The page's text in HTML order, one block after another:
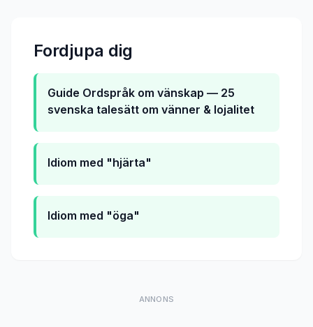
Fordjupa dig
Guide Ordspråk om vänskap — 25
svenska talesätt om vänner & lojalitet
Idiom med "hjärta"
Idiom med "öga"
ANNONS